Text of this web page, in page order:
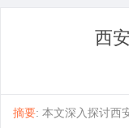
西
摘要: 本文深入探讨西